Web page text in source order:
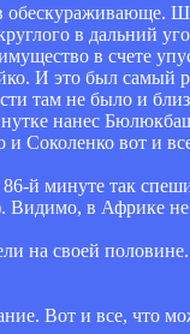
обескураживающе.
в дальний
в счете
И это был самый
там не было и
нанес
и Соколенко вот и
й минуте так
Видимо, в Африке
на своей
Вот и все, что